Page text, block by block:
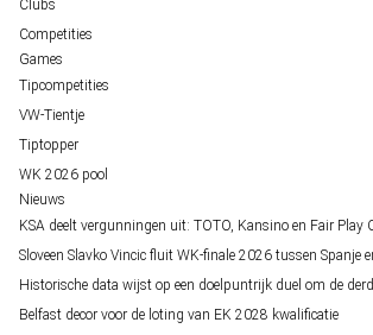
Clubs
Competities
Games
Tipcompetities
VW-Tientje
Tiptopper
WK 2026 pool
Nieuws
KSA deelt vergunningen uit: TOTO, Kansino en Fair Play
Sloveen Slavko Vincic fluit WK-finale 2026 tussen Spanje
Historische data wijst op een doelpuntrijk duel om de
Belfast decor voor de loting van EK 2028 kwalificatie